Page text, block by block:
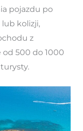
pojazdu po
lub kolizji,
z
500 do 1000